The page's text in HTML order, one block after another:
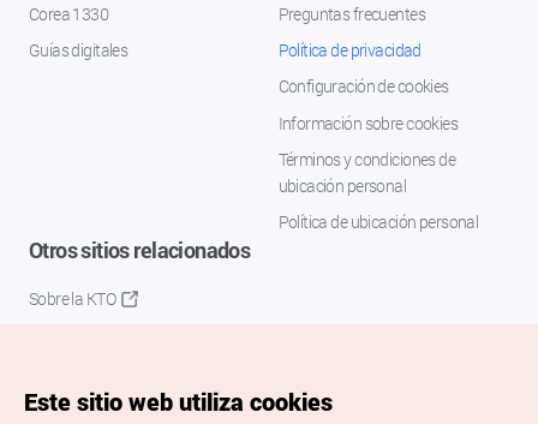
Corea 1330
Guías digitales
Preguntas frecuentes
Política de privacidad
Configuración de cookies
Información sobre cookies
Términos y condiciones de
ubicación personal
Política de ubicación personal
Otros sitios relacionados
Sobre la KTO
Este sitio web utiliza cookies